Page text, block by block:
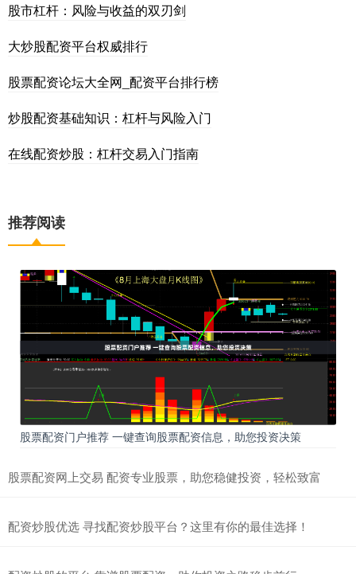
股市杠杆：风险与收益的双刃剑
大炒股配资平台权威排行
股票配资论坛大全网_配资平台排行榜
炒股配资基础知识：杠杆与风险入门
在线配资炒股：杠杆交易入门指南
推荐阅读
股票配资门户推荐 一键查询股票配资信息，助您投资决策
股票配资网上交易 配资专业股票，助您稳健投资，轻松致富
配资炒股优选 寻找配资炒股平台？这里有你的最佳选择！